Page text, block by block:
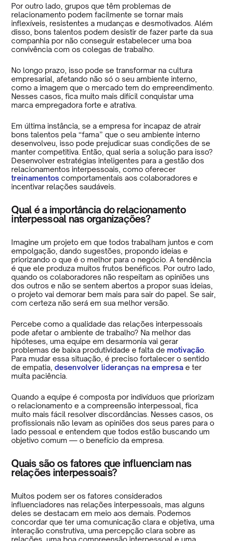
Por outro lado, grupos que têm problemas de
relacionamento podem facilmente se tornar mais
inflexíveis, resistentes a mudanças e desmotivados. Além
disso, bons talentos podem desistir de fazer parte da sua
companhia por não conseguir estabelecer uma boa
convivência com os colegas de trabalho.
No longo prazo, isso pode se transformar na cultura
empresarial, afetando não só o seu ambiente interno,
como a imagem que o mercado tem do empreendimento.
Nesses casos, fica muito mais difícil conquistar uma
marca empregadora forte e atrativa.
Em última instância, se a empresa for incapaz de atrair
bons talentos pela “fama” que o seu ambiente interno
desenvolveu, isso pode prejudicar suas condições de se
manter competitiva. Então, qual seria a solução para isso?
Desenvolver estratégias inteligentes para a gestão dos
relacionamentos interpessoais, como oferecer
treinamentos comportamentais aos colaboradores e
incentivar relações saudáveis.
Qual é a importância do relacionamento
interpessoal nas organizações?
Imagine um projeto em que todos trabalham juntos e com
empolgação, dando sugestões, propondo ideias e
priorizando o que é o melhor para o negócio. A tendência
é que ele produza muitos frutos benéficos. Por outro lado,
quando os colaboradores não respeitam as opiniões uns
dos outros e não se sentem abertos a propor suas ideias,
o projeto vai demorar bem mais para sair do papel. Se sair,
com certeza não será em sua melhor versão.
Percebe como a qualidade das relações interpessoais
pode afetar o ambiente de trabalho? Na melhor das
hipóteses, uma equipe em desarmonia vai gerar
problemas de baixa produtividade e falta de motivação
Para mudar essa situação, é preciso fortalecer o sentido
de empatia,desenvolver lideranças na empresa e ter
muita paciência.
Quando a equipe é composta por indivíduos que priorizam
o relacionamento e a compreensão interpessoal, fica
muito mais fácil resolver discordâncias. Nesses casos, os
profissionais não levam as opiniões dos seus pares para o
lado pessoal e entendem que todos estão buscando um
objetivo comum — o benefício da empresa.
Quais são os fatores que influenciam nas
relações interpessoais?
Muitos podem ser os fatores considerados
influenciadores nas relações interpessoais, mas alguns
deles se destacam em meio aos demais. Podemos
concordar que ter uma comunicação clara e objetiva, uma
interação construtiva, uma percepção clara sobre as
relações, uma boa compreensão interpessoal e uma